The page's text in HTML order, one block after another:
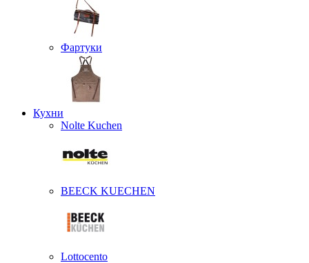
Фартуки
Кухни
Nolte Kuchen
BEECK KUECHEN
Lottocento